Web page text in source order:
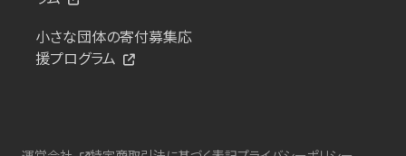
小さな団体の寄付募集応
援プログラム